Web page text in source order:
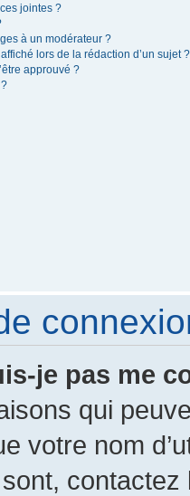
jointes ?
à un modérateur ?
lors de la rédaction d’un sujet ?
approuvé ?
je pas me
qui
votre nom